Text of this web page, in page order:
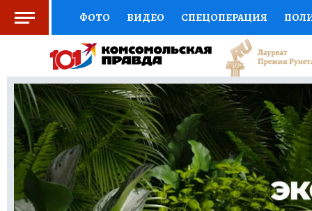
ФОТО ВИДЕО СПЕЦОПЕРАЦИЯ
СОЦПОДДЕРЖКА НАУКА СПОРТ
ВЫБОР ЭКСПЕРТОВ ДОКТОР
КНИЖНАЯ ПОЛКА ПРОГНОЗЫ НА СПОРТ
ПРЕСС-ЦЕНТР НЕДВИЖИМОСТЬ
РАДИО КП РЕКЛАМА ТЕСТЫ НОВОЕ